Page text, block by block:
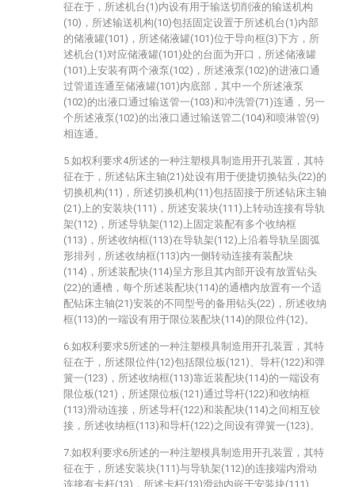
征在于，所述机台(1)内设有用于输送切削液的输送机构
(10)，所述输送机构(10)包括固定设置于所述机台(1)内部
的储液罐(101)，所述储液罐(101)位于导向框(3)下方，所
述机台(1)对应储液罐(101)处的台面为开口，所述储液罐
(101)上安装有两个液泵(102)，所述液泵(102)的进液口通
过管道连通至储液罐(101)内底部，其中一个所述液泵
(102)的出液口通过输送管一(103)和冲洗管(71)连通，另一
个所述液泵(102)的出液口通过输送管二(104)和喷淋管(9)
相连通。
5.如权利要求4所述的一种注塑模具制造用开孔装置，其特
征在于，所述钻床主轴(21)处设有用于便捷切换钻头(22)的
切换机构(11)，所述切换机构(11)包括固接于所述钻床主轴
(21)上的安装块(111)，所述安装块(111)上转动连接有导轨
架(112)，所述导轨架(112)上固定装配有多个收纳框
(113)，所述收纳框(113)在导轨架(112)上沿着导轨呈圆弧
形排列，所述收纳框(113)内一侧转动连接有装配块
(114)，所述装配块(114)呈方形且其内部开设有放置钻头
(22)的通槽，每个所述装配块(114)的通槽内放置有一个适
配钻床主轴(21)安装的不同型号的备用钻头(22)，所述收纳
框(113)的一端设有用于限位装配块(114)的限位件(12)。
6.如权利要求5所述的一种注塑模具制造用开孔装置，其特
征在于，所述限位件(12)包括限位板(121)、导杆(122)和弹
簧一(123)，所述收纳框(113)靠近装配块(114)的一端设有
限位板(121)，所述限位板(121)通过导杆(122)和收纳框
(113)滑动连接，所述导杆(122)和装配块(114)之间相互铰
接，所述收纳框(113)和导杆(122)之间设有弹簧一(123)。
7.如权利要求6所述的一种注塑模具制造用开孔装置，其特
征在于，所述安装块(111)与导轨架(112)的连接端内滑动
连接有卡杆(13)，所述卡杆(13)滑动内嵌于安装块(111)